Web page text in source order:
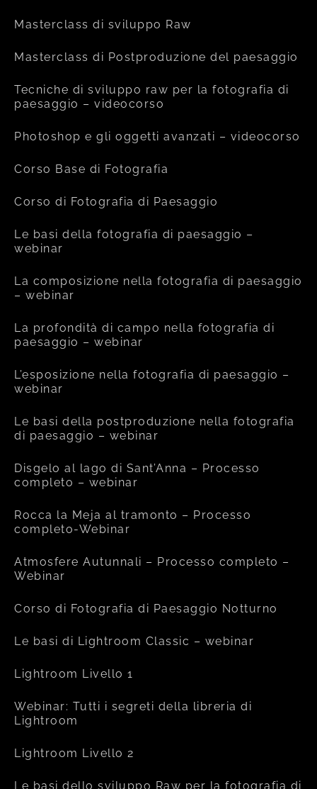
Masterclass di sviluppo Raw
Masterclass di Postproduzione del paesaggio
Tecniche di sviluppo raw per la fotografia di
paesaggio – videocorso
Photoshop e gli oggetti avanzati – videocorso
Corso Base di Fotografia
Corso di Fotografia di Paesaggio
Le basi della fotografia di paesaggio –
webinar
La composizione nella fotografia di paesaggio
– webinar
La profondità di campo nella fotografia di
paesaggio – webinar
L’esposizione nella fotografia di paesaggio –
webinar
Le basi della postproduzione nella fotografia
di paesaggio – webinar
Disgelo al lago di Sant’Anna – Processo
completo – webinar
Rocca la Meja al tramonto – Processo
completo-Webinar
Atmosfere Autunnali – Processo completo –
Webinar
Corso di Fotografia di Paesaggio Notturno
Le basi di Lightroom Classic – webinar
Lightroom Livello 1
Webinar: Tutti i segreti della libreria di
Lightroom
Lightroom Livello 2
Le basi dello sviluppo Raw per la fotografia di